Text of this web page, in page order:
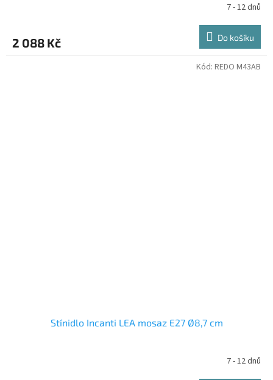
7 - 12 dnů
2 088 Kč Do košíku
Stínidlo Incanti LEA mosaz E27 Ø8,7 cm
7 - 12 dnů
Kód: REDO M43AB